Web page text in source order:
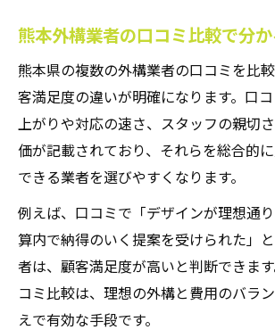
熊本外構業者の口コミ比較で分
熊本県の複数の外構業者の口コミを比
客満足度の違いが明確になります。口
上がりや対応の速さ、スタッフの親切
価が記載されており、それらを総合的
できる業者を選びやすくなります。
例えば、口コミで「デザインが理想通
算内で納得のいく提案を受けられた」
者は、顧客満足度が高いと判断できま
コミ比較は、理想の外構と費用のバラ
えで有効な手段です。